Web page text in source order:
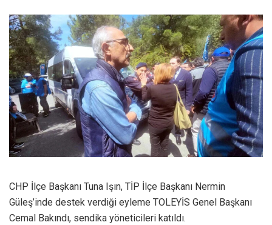
CHP İlçe Başkanı Tuna Işın, TİP İlçe Başkanı Nermin
Güleş’inde destek verdiği eyleme TOLEYİS Genel Başkanı
Cemal Bakındı, sendika yöneticileri katıldı.